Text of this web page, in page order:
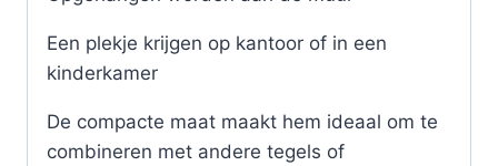
Een plekje krijgen op kantoor of in een
kinderkamer
De compacte maat maakt hem ideaal om te
combineren met andere tegels of